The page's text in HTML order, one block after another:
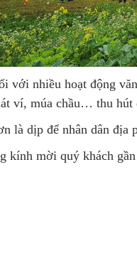
với nhiều hoạt động
ví, múa chầu… thu hút
là dịp để nhân dân địa
kính mời quý khách